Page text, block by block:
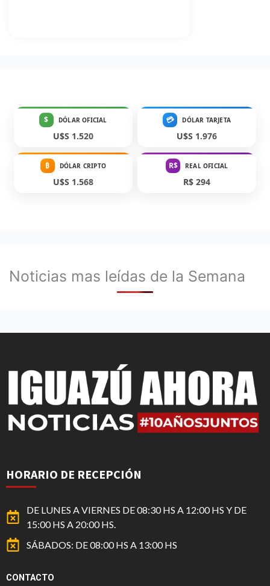
$ DÓLAR OFICIAL
U$S 1.520
💳 DÓLAR TARJETA
U$S 1.976
₿ DÓLAR CRIPTO
U$S 1.568
R$ REAL OFICIAL
R$ 294
Noticias mas leídas de la Semana
HORARIO DE RECEPCIÓN
DE LUNES A VIERNES DE 08:30 HS A 12:00 HS Y DE
15:00 HS A 20:00 HS.
SÁBADOS: DE 08:00 HS A 13:00 HS
CONTACTO